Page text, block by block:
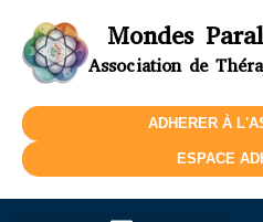
Mondes
Association de
ADHERER À
ESPACE